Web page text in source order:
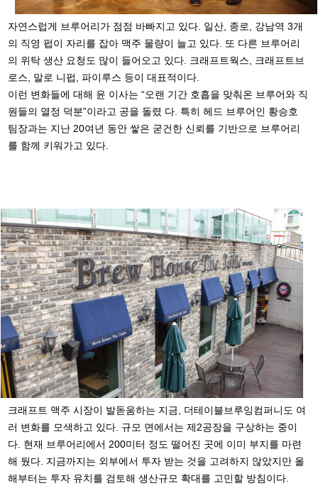
자연스럽게 브루어리가 점점 바빠지고 있다. 일산, 종로, 강남역 3개
의 직영 펍이 자리를 잡아 맥주 물량이 늘고 있다. 또 다른 브루어리
의 위탁 생산 요청도 많이 들어오고 있다. 크래프트웍스, 크래프트브
로스, 말로 니펍, 파이루스 등이 대표적이다.
이런 변화들에 대해 윤 이사는 “오랜 기간 호흡을 맞춰온 브루어와 직
원들의 열정 덕분”이라고 공을 돌렸 다. 특히 헤드 브루어인 황승호
팀장과는 지난 20여년 동안 쌓은 굳건한 신뢰를 기반으로 브루어리
를 함께 키워가고 있다.
크래프트 맥주 시장이 발돋움하는 지금, 더테이블브루잉컴퍼니도 여
러 변화를 모색하고 있다. 규모 면에서는 제2공장을 구상하는 중이
다. 현재 브루어리에서 200미터 정도 떨어진 곳에 이미 부지를 마련
해 뒀다. 지금까지는 외부에서 투자 받는 것을 고려하지 않았지만 올
해부터는 투자 유치를 검토해 생산규모 확대를 고민할 방침이다.